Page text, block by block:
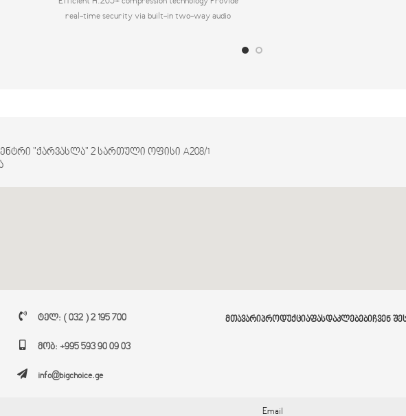
real-time security via built-in two-way audio
"ქარვასლა" 2 სართული ოფისი A208/1
ტელ: ( 032 ) 2 195 700
მობ: +995 593 90 09 03
info@bigchoice.ge
ᲛᲗᲐᲕᲐᲠᲘᲞᲠᲝᲓᲣᲥᲪᲘᲐᲤᲐᲡᲓᲐᲙᲚᲔᲑᲔᲑᲘᲩᲕᲔᲜ
Email